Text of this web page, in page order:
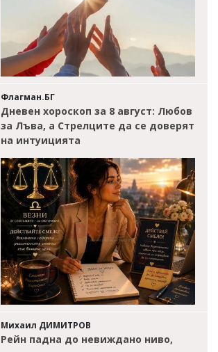
Флагман.БГ
Дневен хороскоп за 8 август: Любов
за Лъва, а Стрелците да се доверят
на интуицията
Михаил ДИМИТРОВ
Рейн падна до невиждано ниво,